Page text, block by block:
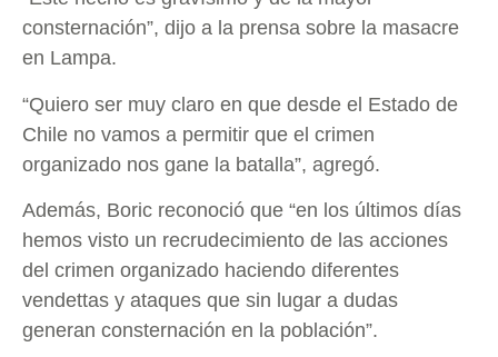
consternación”, dijo a la prensa sobre la masacre
en Lampa.
“Quiero ser muy claro en que desde el Estado de
Chile no vamos a permitir que el crimen
organizado nos gane la batalla”, agregó.
Además, Boric reconoció que “en los últimos días
hemos visto un recrudecimiento de las acciones
del crimen organizado haciendo diferentes
vendettas y ataques que sin lugar a dudas
generan consternación en la población”.